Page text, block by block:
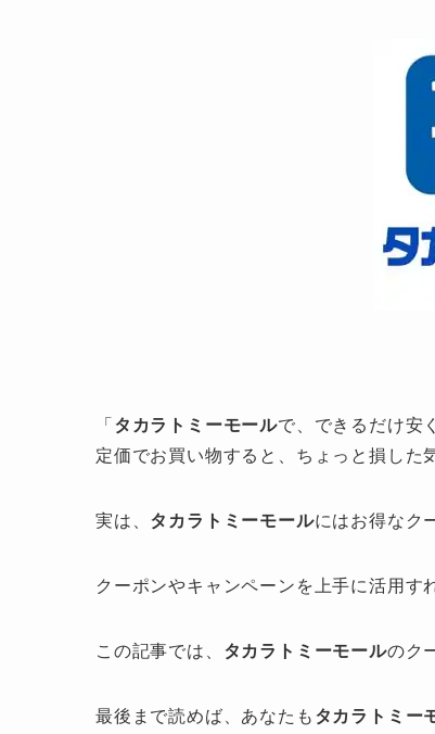
「 タカラトミーモールで、できるだけ安
定価でお買い物すると、ちょっと損した
実は、 タカラトミーモールにはお得なク
クーポンやキャンペーンを上手に活用す
この記事では、 タカラトミーモールのク
最後まで読めば、あなたも タカラトミー